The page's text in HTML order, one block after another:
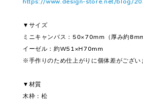
▼サイズ
ミニキャンバス：50×70mm（厚み約8mm
イーゼル：約W51×H70mm
※手作りのため仕上がりに個体差がござい
▼材質
木枠：松